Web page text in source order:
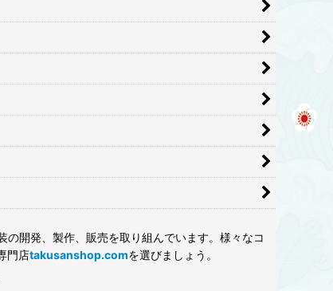
開発、製作、販売を取り組んでいます。様々なコ
門店takusanshop.comを選びましょう。